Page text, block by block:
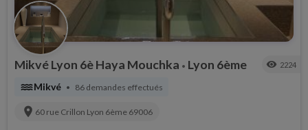
Mikvé Lyon 6è Haya Mouchka • Lyon 6ème visibility 2224
waterMikvé • 86 demandes effectués
location_on 60 rue Crillon Lyon 6ème 69006